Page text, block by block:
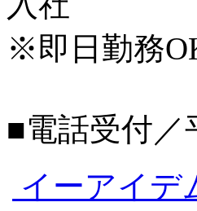
※即日勤務
■電話受付／
イーアイデ